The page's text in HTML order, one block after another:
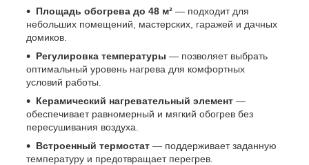
Площадь обогрева до 48 м² — подходит для
небольших помещений, мастерских, гаражей и дачных
домиков.
Регулировка температуры — позволяет выбрать
оптимальный уровень нагрева для комфортных
условий работы.
Керамический нагревательный элемент —
обеспечивает равномерный и мягкий обогрев без
пересушивания воздуха.
Встроенный термостат — поддерживает заданную
температуру и предотвращает перегрев.